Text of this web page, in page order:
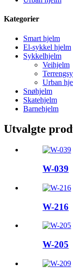
Kategorier
Smart hjelm
El-sykkel hjelm
Sykkelhjelm
Veihjelm
Urban
Snøhjelm
Skatehjelm
Barnehjelm
Utvalgte
W-039
W-216
W-205